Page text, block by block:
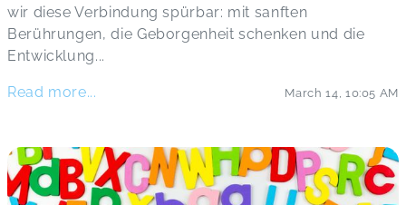
wir diese Verbindung spürbar: mit sanften
Berührungen, die Geborgenheit schenken und die
Entwicklung...
Read more... March 14 10:05 AM